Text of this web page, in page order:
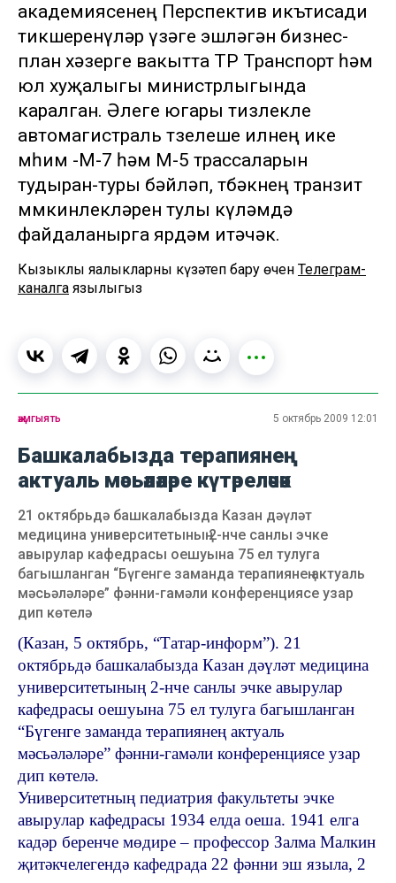
академиясенең Перспектив икътисади
тикшеренүләр үзәге эшләгән бизнес-
план хәзерге вакытта ТР Транспорт һәм
юл хуҗалыгы министрлыгында
каралган. Әлеге югары тизлекле
автомагистраль төзелеше илнең ике
мөһим -М-7 һәм М-5 трассаларын
тудыран-туры бәйләп, төбәкнең транзит
мөмкинлекләрен тулы күләмдә
файдаланырга ярдәм итәчәк.
Кызыклы яңалыкларны күзәтеп бару өчен Телеграм-
каналга язылыгыз
җәмгыять 5 октябрь 2009 12:01
Башкалабызда терапиянең
актуаль мәсьәләләре күтәреләчәк
21 октябрьдә башкалабызда Казан дәүләт
медицина университетының 2-нче санлы эчке
авырулар кафедрасы оешуына 75 ел тулуга
багышланган “Бүгенге заманда терапиянең актуаль
мәсьәләләре” фәнни-гамәли конференциясе узар
дип көтелә
(Казан, 5 октябрь, “Татар-информ”). 21
октябрьдә башкалабызда Казан дәүләт медицина
университетының 2-нче санлы эчке авырулар
кафедрасы оешуына 75 ел тулуга багышланган
“Бүгенге заманда терапиянең актуаль
мәсьәләләре” фәнни-гамәли конференциясе узар
дип көтелә.
Университетның педиатрия факультеты эчке
авырулар кафедрасы 1934 елда оеша. 1941 елга
кадәр беренче мөдире – профессор Залма Малкин
җитәкчелегендә кафедрада 22 фәнни эш языла, 2